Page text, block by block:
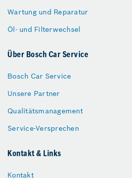
Wartung und Reparatur
Öl- und Filterwechsel
Über Bosch Car Service
Bosch Car Service
Unsere Partner
Qualitätsmanagement
Service-Versprechen
Kontakt & Links
Kontakt